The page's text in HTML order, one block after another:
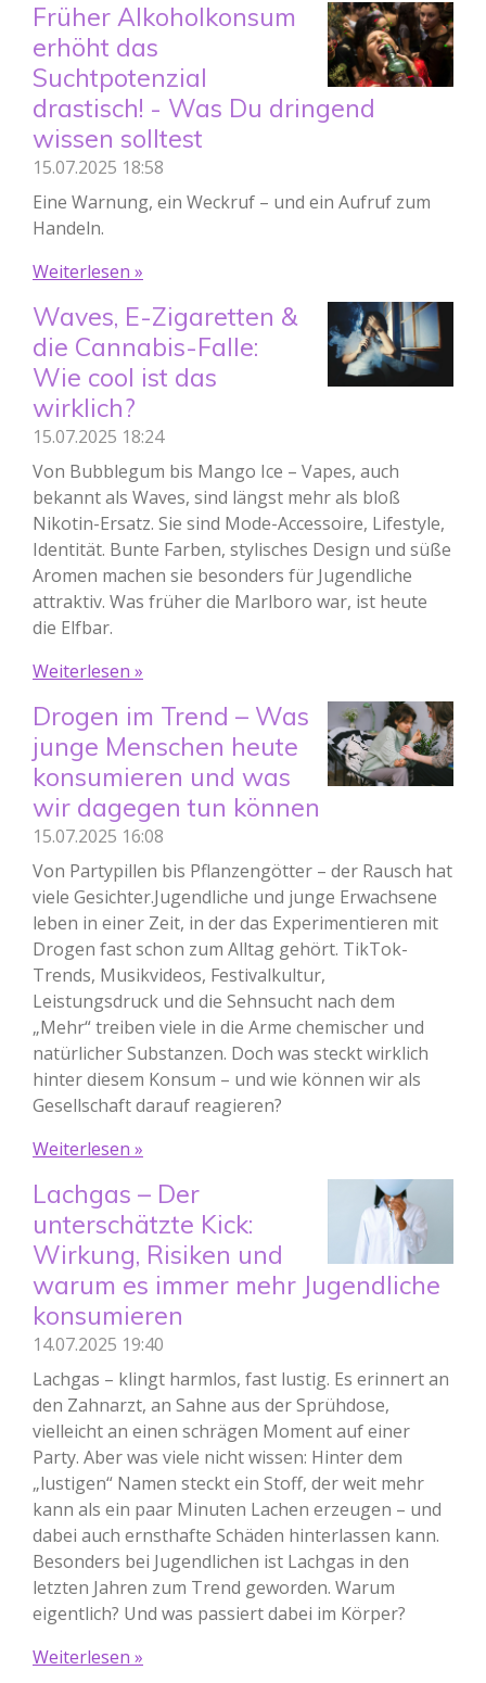
Früher Alkoholkonsum
erhöht das
Suchtpotenzial
drastisch! - Was Du dringend
wissen solltest
15.07.2025 18:58
Eine Warnung, ein Weckruf – und ein Aufruf zum
Handeln.
Weiterlesen »
Waves, E-Zigaretten &
die Cannabis-Falle:
Wie cool ist das
wirklich?
15.07.2025 18:24
Von Bubblegum bis Mango Ice – Vapes, auch
bekannt als Waves, sind längst mehr als bloß
Nikotin-Ersatz. Sie sind Mode-Accessoire, Lifestyle,
Identität. Bunte Farben, stylisches Design und süße
Aromen machen sie besonders für Jugendliche
attraktiv. Was früher die Marlboro war, ist heute
die Elfbar.
Weiterlesen »
Drogen im Trend – Was
junge Menschen heute
konsumieren und was
wir dagegen tun können
15.07.2025 16:08
Von Partypillen bis Pflanzengötter – der Rausch hat
viele Gesichter.Jugendliche und junge Erwachsene
leben in einer Zeit, in der das Experimentieren mit
Drogen fast schon zum Alltag gehört. TikTok-
Trends, Musikvideos, Festivalkultur,
Leistungsdruck und die Sehnsucht nach dem
„Mehr“ treiben viele in die Arme chemischer und
natürlicher Substanzen. Doch was steckt wirklich
hinter diesem Konsum – und wie können wir als
Gesellschaft darauf reagieren?
Weiterlesen »
Lachgas – Der
unterschätzte Kick:
Wirkung, Risiken und
warum es immer mehr Jugendliche
konsumieren
14.07.2025 19:40
Lachgas – klingt harmlos, fast lustig. Es erinnert an
den Zahnarzt, an Sahne aus der Sprühdose,
vielleicht an einen schrägen Moment auf einer
Party. Aber was viele nicht wissen: Hinter dem
„lustigen“ Namen steckt ein Stoff, der weit mehr
kann als ein paar Minuten Lachen erzeugen – und
dabei auch ernsthafte Schäden hinterlassen kann.
Besonders bei Jugendlichen ist Lachgas in den
letzten Jahren zum Trend geworden. Warum
eigentlich? Und was passiert dabei im Körper?
Weiterlesen »